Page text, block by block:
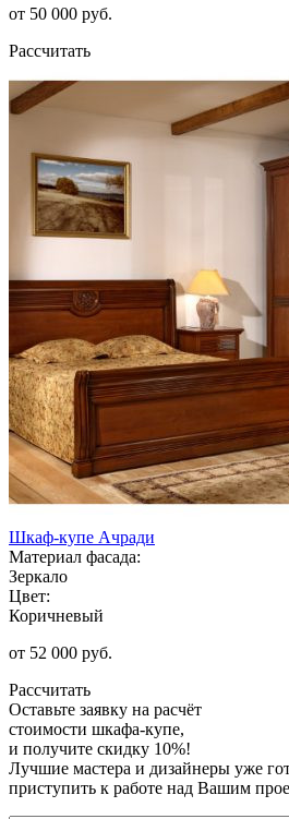
от 50 000 руб.
Рассчитать
Шкаф-купе Ачради
Материал фасада:
Зеркало
Цвет:
Коричневый
от 52 000 руб.
Рассчитать
Оставьте заявку на расчёт
стоимости шкафа-купе,
и получите скидку 10%!
Лучшие мастера и дизайнеры уже
приступить к работе над Вашим